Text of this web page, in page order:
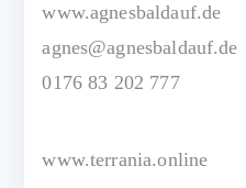
www.agnesbaldauf.de
agnes@agnesbaldauf.de
0176 83 202 777
www.terrania.online